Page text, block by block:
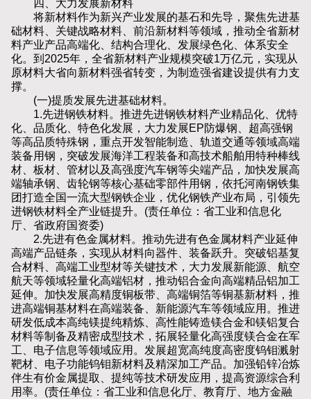
四、大力发展新材料
将新材料作为新兴产业发展的基石和先导，聚焦先进基
础材料、关键战略材料、前沿新材料等领域，推动全省新材
料产业产品高端化、结构合理化、发展绿色化、体系安全
化。到2025年，全省新材料产业规模突破1万亿元，实现从
原材料大省向新材料强省转变，为制造强省建设提供有力支
撑。
(一)提质发展先进基础材料。
1.先进钢铁材料。推进先进钢铁材料产业精品化、优特
化、品质化、特色化发展，大力发展EP防爆钢、超高强钢
等高品质特殊钢，重点开发智能制造、轨道交通等领域高端
装备用钢，突破发展海洋工程装备和高技术船舶用特种棒线
材、板材、管材以及高强度汽车钢等尖端产品，加快发展高
端轴承钢、齿轮钢等核心基础零部件用钢，依托河南钢铁集
团打造全国一流大型钢铁企业，优化钢铁产业布局，引领先
进钢铁材料全产业链提升。(责任单位：省工业和信息化
厅、省政府国资委)
2.先进有色金属材料。推动先进有色金属材料产业延伸
高端产品链条，实现从材料向器件、装备跃升。突破铝基复
合材料、高端工业型材等关键技术，大力发展新能源、航空
航天等领域轻量化高端铝材，推动铝合金向高端精品铝加工
延伸。加快发展高精度铜板带、高端铜箔等铜基新材料，推
进高端铜基材料在高端装备、新能源汽车等领域应用。推进
研发低成本高纯镁提纯精炼、高性能铸造镁合金和镁铝复合
材料等制备及精密成型技术，拓展轻量化高强度镁合金在军
工、电子信息等领域应用。发展超宽高纯度高密度钨钼溅射
靶材、电子功能钨钼新材料及精深加工产品。加强铅锌冶炼
伴生有价金属提取、提纯等技术研发应用，提高资源综合利
用率。(责任单位：省工业和信息化厅、教育厅、地方金融